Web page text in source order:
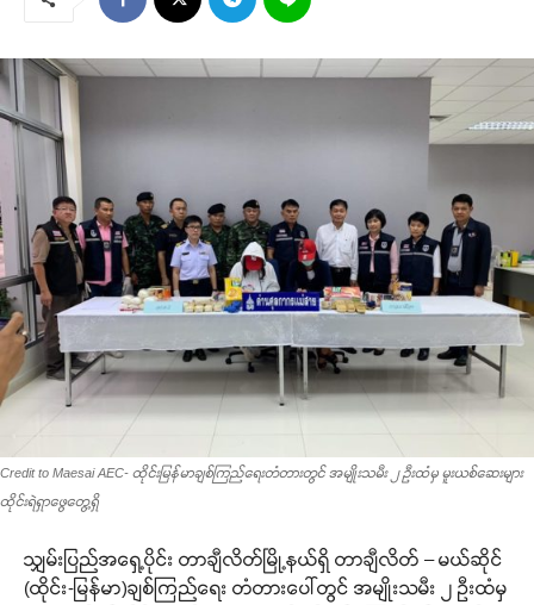
Credit to Maesai AEC- ထိုင်းမြန်မာချစ်ကြည်ရေးတံတားတွင် အမျိုးသမီး ၂ ဦးထံမှ မူးယစ်ဆေးများ
ထိုင်းရဲရှာဖွေတွေ့ရှိ
သျှမ်းပြည်အရှေ့ပိုင်း တာချီလိတ်မြို့နယ်ရှိ တာချီလိတ် – မယ်ဆိုင်
(ထိုင်း-မြန်မာ)ချစ်ကြည်ရေး တံတားပေါ်တွင် အမျိုးသမီး ၂ ဦးထံမှ